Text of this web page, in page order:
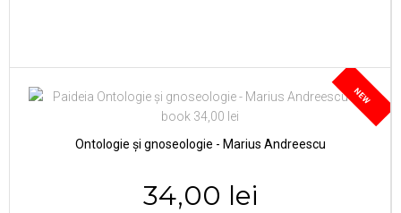
NEW
Ontologie și gnoseologie - Marius Andreescu
34,00 lei